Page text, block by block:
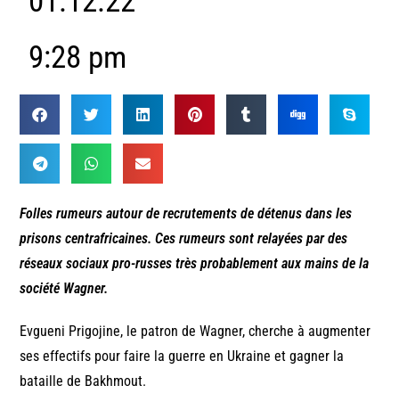
9:28 pm
Folles rumeurs autour de recrutements de détenus dans les
prisons centrafricaines. Ces rumeurs sont relayées par des
réseaux sociaux pro-russes très probablement aux mains de la
société Wagner.
Evgueni Prigojine, le patron de Wagner, cherche à augmenter
ses effectifs pour faire la guerre en Ukraine et gagner la
bataille de Bakhmout.